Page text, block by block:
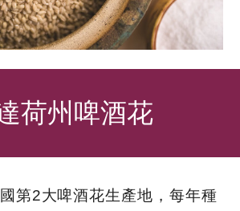
荷州 啤酒花
第2大啤酒花生產地，每年種